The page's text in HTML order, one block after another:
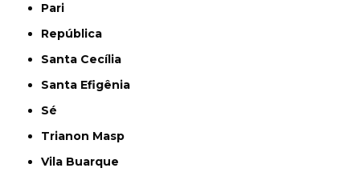
Pari
República
Santa Cecília
Santa Efigênia
Sé
Trianon Masp
Vila Buarque